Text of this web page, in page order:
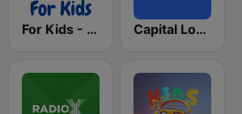
For Kids - Kids Bop Capital London